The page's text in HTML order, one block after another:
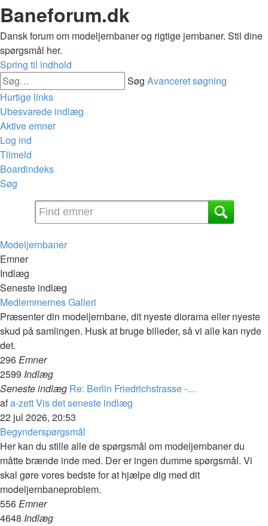
Baneforum.dk
Dansk forum om modeljernbaner og rigtige jernbaner. Stil dine
spørgsmål her.
Spring til indhold
Søg Avanceret søgning
Hurtige links
Ubesvarede indlæg
Aktive emner
Log ind
Tilmeld
Boardindeks
Søg
Modeljernbaner
Emner
Indlæg
Seneste indlæg
Medlemmernes Galleri
Præsenter din modeljernbane, dit nyeste diorama eller nyeste
skud på samlingen. Husk at bruge billeder, så vi alle kan nyde
det.
296Emner
2599 Indlæg
Seneste indlæg Re: Berlin Friedrichstrasse -…
afa-zettVis det seneste indlæg
22 jul 2026, 20:53
Begynderspørgsmål
Her kan du stille alle de spørgsmål om modeljernbaner du
måtte brænde inde med. Der er ingen dumme spørgsmål. Vi
skal gøre vores bedste for at hjælpe dig med dit
modeljernbaneproblem.
556Emner
4648 Indlæg